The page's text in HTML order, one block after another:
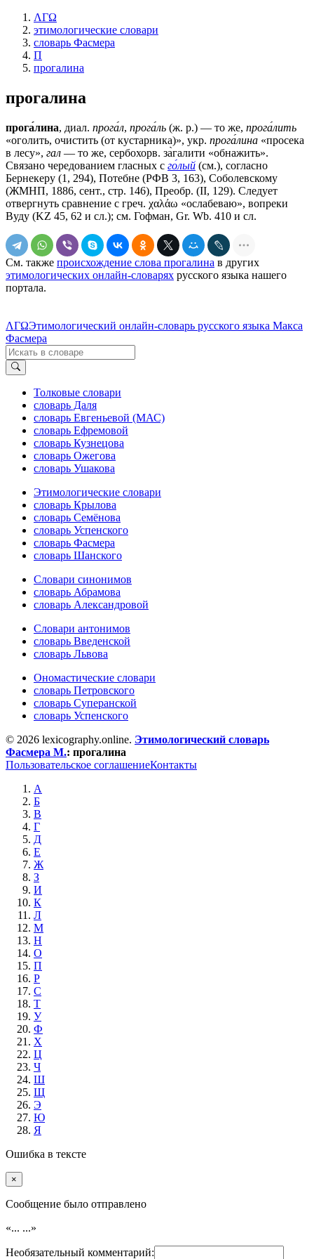
ΛΓΩ
этимологические словари
словарь Фасмера
П
прогалина
прогалина
прога́лина, диал. прога́л, прога́ль (ж. р.) — то же, прога́лить
«оголить, очистить (от кустарника)», укр. прога́лина «просека
в лесу», гал — то же, сербохорв. за̀галити «обнажить».
Связано чередованием гласных с го́лый (см.), согласно
Бернекеру (1, 294), Потебне (РФВ 3, 163), Соболевскому
(ЖМНП, 1886, сент., стр. 146), Преобр. (II, 129). Следует
отвергнуть сравнение с греч. χαλάω «ослабеваю», вопреки
Вуду (KZ 45, 62 и сл.); см. Гофман, Gr. Wb. 410 и сл.
См. также происхождение слова прогалина в других
этимологических онлайн-словарях русского языка нашего
портала.
ΛΓΩЭтимологический онлайн-словарь русского языка Макса
Фасмера
Толковые словари
словарь Даля
словарь Евгеньевой (МАС)
словарь Ефремовой
словарь Кузнецова
словарь Ожегова
словарь Ушакова
Этимологические словари
словарь Крылова
словарь Семёнова
словарь Успенского
словарь Фасмера
словарь Шанского
Словари синонимов
словарь Абрамова
словарь Александровой
Словари антонимов
словарь Введенской
словарь Львова
Ономастические словари
словарь Петровского
словарь Суперанской
словарь Успенского
© 2026 lexicography.online. Этимологический словарь
Фасмера М.: прогалина
Пользовательское соглашениеКонтакты
А
Б
В
Г
Д
Е
Ж
З
И
К
Л
М
Н
О
П
Р
С
Т
У
Ф
Х
Ц
Ч
Ш
Щ
Э
Ю
Я
Ошибка в тексте
×
Cообщение было отправлено
«... ...»
Необязательный комментарий: